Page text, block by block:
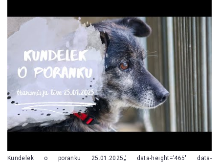
Kundelek o poranku 25.01.2025„’ data-height=’465′ data-